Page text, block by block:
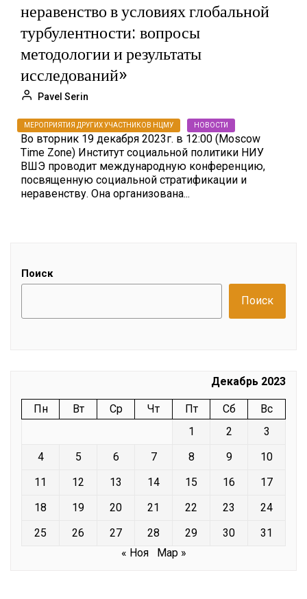
неравенство в условиях глобальной
турбулентности: вопросы
методологии и результаты
исследований»
Pavel Serin
МЕРОПРИЯТИЯ ДРУГИХ УЧАСТНИКОВ НЦМУ НОВОСТИ
Во вторник 19 декабря 2023г. в 12:00 (Moscow
Time Zone) Институт социальной политики НИУ
ВШЭ проводит международную конференцию,
посвященную социальной стратификации и
неравенству. Она организована...
Поиск
Поиск
Декабрь 2023
Пн Вт Ср Чт Пт Сб
Вс
1
2
3
4
5 6 7 8 9
10
11
12 13 14 15 16
17
18
19 20 21 22 23
24
25
26 27 28 29 30
31
« Ноя
Мар »